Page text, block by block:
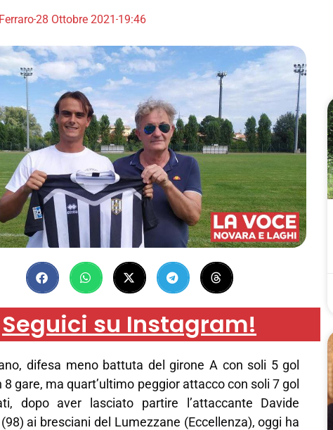
28 Ottobre 2021 19:46
Seguici su Instagram!
difesa meno battuta del girone A con soli 5 gol
8 gare, ma quart’ultimo peggior attacco con soli 7 gol
dopo aver lasciato partire l’attaccante Davide
ai bresciani del Lumezzane (Eccellenza), oggi ha